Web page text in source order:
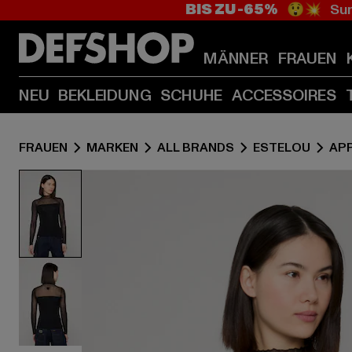
BIS ZU -65% 😲💥
MÄNNER FRAUEN
NEU BEKLEIDUNG SCHUHE ACCESSOIRES
FRAUEN MARKEN ALL BRANDS ESTELOU